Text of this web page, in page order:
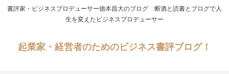
書評家・ビジネスプロデューサー徳本昌大のブログ 断酒と読書とブログで人
生を変えたビジネスプロデューサー
起業家・経営者のためのビジネス書評ブログ！